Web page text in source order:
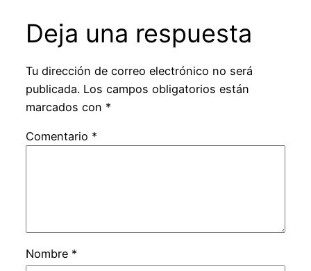
Deja una respuesta
Tu dirección de correo electrónico no será
publicada. Los campos obligatorios están
marcados con *
Comentario *
Nombre *